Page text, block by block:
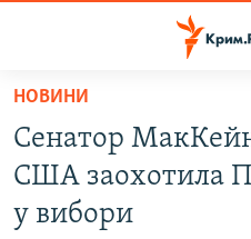
Перейти
основного
матеріалу
Перейти
до
ВОДА.КРИМ
ВІДЕО ТА ФОТО
НОВИНИ
Сенатор
США заохотила
у вибори